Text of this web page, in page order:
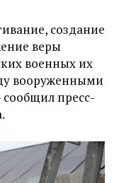
создание
веры
военных их
вооруженными
пресс-